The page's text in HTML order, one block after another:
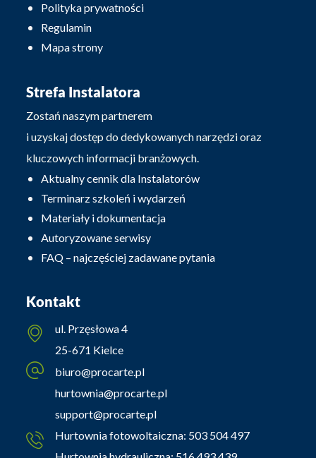
Polityka prywatności
Regulamin
Mapa strony
Strefa Instalatora
Zostań naszym partnerem
i uzyskaj dostęp do dedykowanych narzędzi oraz
kluczowych informacji branżowych.
Aktualny cennik dla Instalatorów
Terminarz szkoleń i wydarzeń
Materiały i dokumentacja
Autoryzowane serwisy
FAQ – najczęściej zadawane pytania
Kontakt
ul. Przęsłowa 4
25-671 Kielce
biuro@procarte.pl
hurtownia@procarte.pl
support@procarte.pl
Hurtownia fotowoltaiczna: 503 504 497